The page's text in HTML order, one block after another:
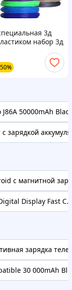
3д
набор 3д
прочная 100
J86A 50000mAh
зарядкой
с магнитной
Display Fast C...
зарядка
30 000mAh